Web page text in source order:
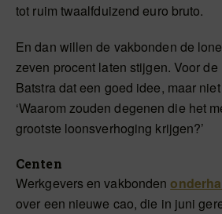
tot ruim twaalfduizend euro bruto.
En dan willen de vakbonden de
zeven procent laten stijgen. Voor
Batstra dat een goed idee, maar
‘Waarom zouden degenen die het
grootste loonsverhoging krijgen?’
Centen
Werkgevers en vakbonden
over een nieuwe cao, die in juni